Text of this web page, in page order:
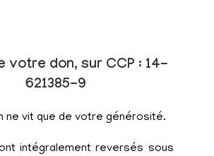
votre don, sur CCP : 14-
621385-9
ne vit que de votre générosité.
intégralement reversés sous